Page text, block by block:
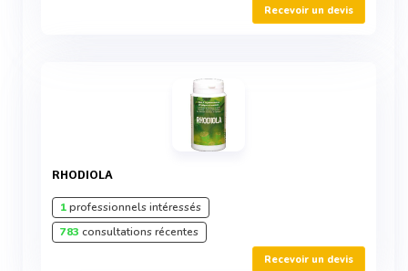
Recevoir un devis
RHODIOLA
1professionnels intéressés
783 consultations récentes
Recevoir un devis